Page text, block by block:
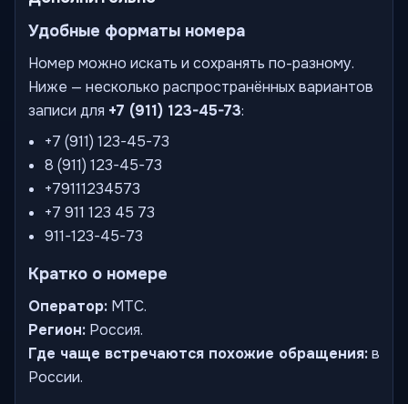
Удобные форматы номера
Номер можно искать и сохранять по-разному.
Ниже — несколько распространённых вариантов
записи для +7 (911) 123-45-73:
+7 (911) 123-45-73
8 (911) 123-45-73
+79111234573
+7 911 123 45 73
911-123-45-73
Кратко о номере
Оператор: МТС.
Регион: Россия.
Где чаще встречаются похожие обращения:в
России.